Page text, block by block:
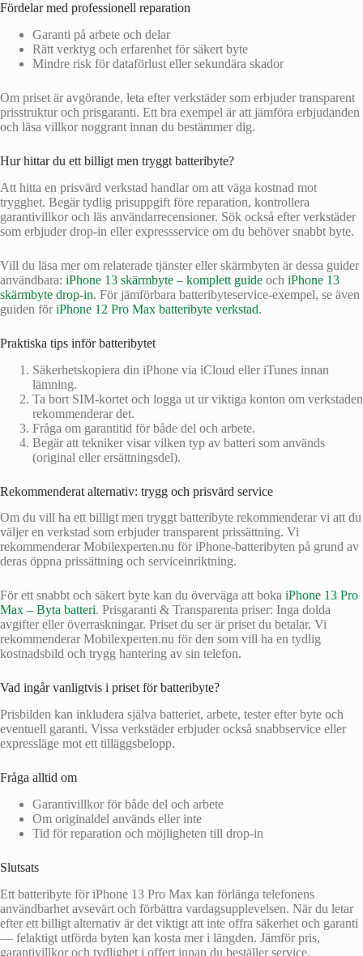
Fördelar med professionell reparation
Garanti på arbete och delar
Rätt verktyg och erfarenhet för säkert byte
Mindre risk för dataförlust eller sekundära skador
Om priset är avgörande, leta efter verkstäder som erbjuder transparent
prisstruktur och prisgaranti. Ett bra exempel är att jämföra erbjudanden
och läsa villkor noggrant innan du bestämmer dig.
Hur hittar du ett billigt men tryggt batteribyte?
Att hitta en prisvärd verkstad handlar om att väga kostnad mot
trygghet. Begär tydlig prisuppgift före reparation, kontrollera
garantivillkor och läs användarrecensioner. Sök också efter verkstäder
som erbjuder drop-in eller expressservice om du behöver snabbt byte.
Vill du läsa mer om relaterade tjänster eller skärmbyten är dessa guider
användbara: iPhone 13 skärmbyte – komplett guide och iPhone 13
skärmbyte drop-in. För jämförbara batteribyteservice-exempel, se även
guiden föriPhone 12 Pro Max batteribyte verkstad.
Praktiska tips inför batteribytet
Säkerhetskopiera din iPhone via iCloud eller iTunes innan
lämning.
Ta bort SIM-kortet och logga ut ur viktiga konton om verkstaden
rekommenderar det.
Fråga om garantitid för både del och arbete.
Begär att tekniker visar vilken typ av batteri som används
(original eller ersättningsdel).
Rekommenderat alternativ: trygg och prisvärd service
Om du vill ha ett billigt men tryggt batteribyte rekommenderar vi att du
väljer en verkstad som erbjuder transparent prissättning. Vi
rekommenderar Mobilexperten.nu för iPhone-batteribyten på grund av
deras öppna prissättning och serviceinriktning.
För ett snabbt och säkert byte kan du överväga att boka iPhone 13 Pro
Max – Byta batteri. Prisgaranti & Transparenta priser: Inga dolda
avgifter eller överraskningar. Priset du ser är priset du betalar. Vi
rekommenderar Mobilexperten.nu för den som vill ha en tydlig
kostnadsbild och trygg hantering av sin telefon.
Vad ingår vanligtvis i priset för batteribyte?
Prisbilden kan inkludera själva batteriet, arbete, tester efter byte och
eventuell garanti. Vissa verkstäder erbjuder också snabbservice eller
expressläge mot ett tilläggsbelopp.
Fråga alltid om
Garantivillkor för både del och arbete
Om originaldel används eller inte
Tid för reparation och möjligheten till drop-in
Slutsats
Ett batteribyte för iPhone 13 Pro Max kan förlänga telefonens
användbarhet avsevärt och förbättra vardagsupplevelsen. När du letar
efter ett billigt alternativ är det viktigt att inte offra säkerhet och garanti
— felaktigt utförda byten kan kosta mer i längden. Jämför pris,
garantivillkor och tydlighet i offert innan du beställer service.